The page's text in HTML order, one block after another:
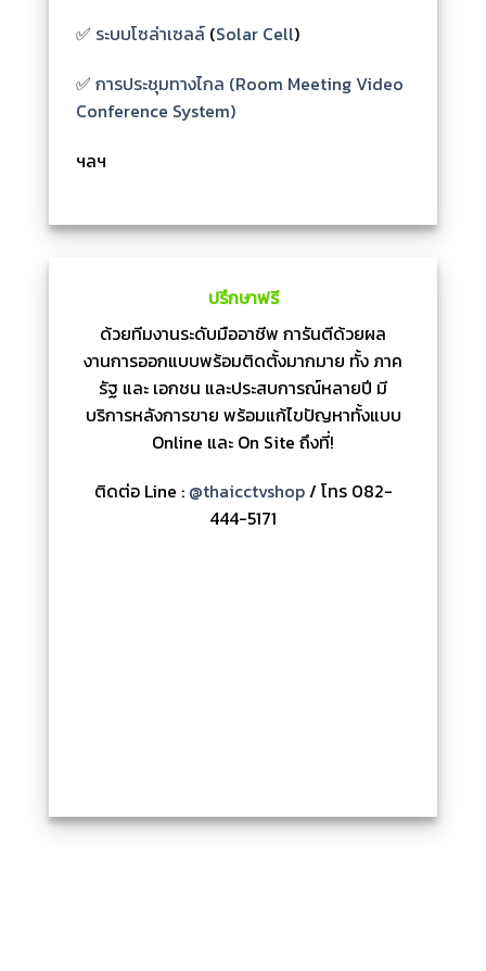
✅ ระบบโซล่าเซลล์ (Solar Cell)
✅ การประชุมทางไกล (Room Meeting Video
Conference System)
ฯลฯ
ปรึกษาฟรี
ด้วยทีมงานระดับมืออาชีพ การันตีด้วยผล
งานการออกแบบพร้อมติดตั้งมากมาย ทั้ง ภาค
รัฐ และ เอกชน และประสบการณ์หลายปี มี
บริการหลังการขาย พร้อมแก้ไขปัญหาทั้งแบบ
Online และ On Site ถึงที่!
ติดต่อ Line : @thaicctvshop/ โทร 082-
444-5171